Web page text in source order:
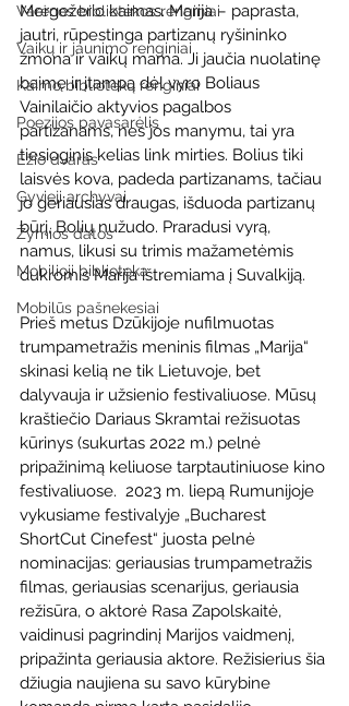
Varėnos bibliotekos renginiai
Vaikų ir jaunimo renginiai
Kaimo bibliotekų renginiai
Poezijos pavasarėlis
Ežio dvaras
Gyvieji archyvai
Žymios datos
Mobilioji biblioteka
Mobilūs pašnekesiai
Mergežerio kaimas. Marija – paprasta,
jautri, rūpestinga partizanų ryšininko
žmona ir vaikų mama. Ji jaučia nuolatinę
baimę ir įtampą dėl vyro Boliaus
Vainilaičio aktyvios pagalbos
partizanams, nes jos manymu, tai yra
tiesioginis kelias link mirties. Bolius tiki
laisvės kova, padeda partizanams, tačiau
jo geriausias draugas, išduoda partizanų
būrį, Bolių nužudo. Praradusi vyrą,
namus, likusi su trimis mažametėmis
dukromis Marija ištremiama į Suvalkiją.
Prieš metus Dzūkijoje nufilmuotas
trumpametražis meninis filmas „Marija“
skinasi kelią ne tik Lietuvoje, bet
dalyvauja ir užsienio festivaliuose. Mūsų
kraštiečio Dariaus Skramtai režisuotas
kūrinys (sukurtas 2022 m.) pelnė
pripažinimą keliuose tarptautiniuose kino
festivaliuose.  2023 m. liepą Rumunijoje
vykusiame festivalyje „Bucharest
ShortCut Cinefest“ juosta pelnė
nominacijas: geriausias trumpametražis
filmas, geriausias scenarijus, geriausia
režisūra, o aktorė Rasa Zapolskaitė,
vaidinusi pagrindinį Marijos vaidmenį,
pripažinta geriausia aktore. Režisierius šia
džiugia naujiena su savo kūrybine